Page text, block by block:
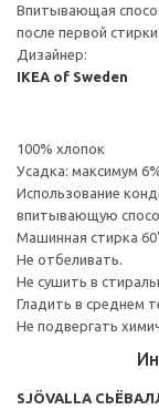
Впитывающая
после первой стирки.
Дизайнер:
IKEA of Sweden
100% хлопок
Усадка: максимум
Использование
впитывающую
Машинная стирка
Не отбеливать.
Не сушить в
Гладить в среднем
Не подвергать
SJÖVALLA